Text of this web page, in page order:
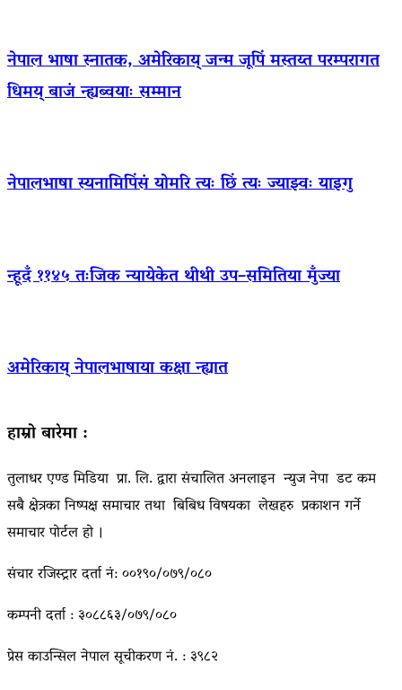
नेपाल भाषा स्नातक, अमेरिकाय् जन्म जूपिं मस्तय्त परम्परागत
धिमय् बाजं न्ह्यब्वयाः सम्मान
नेपालभाषा स्यनामिपिंसं योमरि त्यः छिं त्यः ज्याझ्वः याइगु
न्हूदँ ११४५ तःजिक न्यायेकेत थीथी उप–समितिया मुँज्या
अमेरिकाय् नेपालभाषाया कक्षा न्ह्यात
हाम्रो बारेमा :
तुलाधर एण्ड मिडिया प्रा. लि. द्वारा संचालित अनलाइन न्युज नेपा डट कम
सबै क्षेत्रका निष्पक्ष समाचार तथा बिबिध विषयका लेखहरु प्रकाशन गर्ने
समाचार पोर्टल हो ।
संचार रजिस्ट्रार दर्ता नं: ००१९०/०७९/०८०
कम्पनी दर्ता : ३०८८६३/०७९/०८०
प्रेस काउन्सिल नेपाल सूचीकरण नं. : ३९८२